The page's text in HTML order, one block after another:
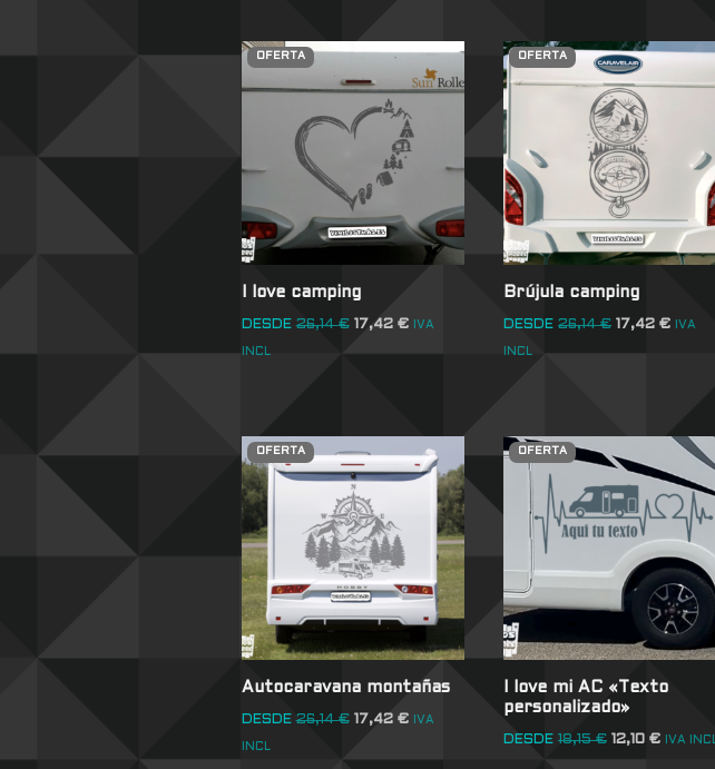
OFERTA
I love camping
DESDE 26,14€ 17,42 € IVA
INCL
OFERTA
Brújula camping
DESDE 26,14€ 17,42€ IVA
INCL
OFERTA
Autocaravana montañas
DESDE 26,14€ 17,42 € IVA
INCL
OFERTA
I love mi AC «Texto
personalizado»
DESDE 18,15€ 12,10€ IVA INCL